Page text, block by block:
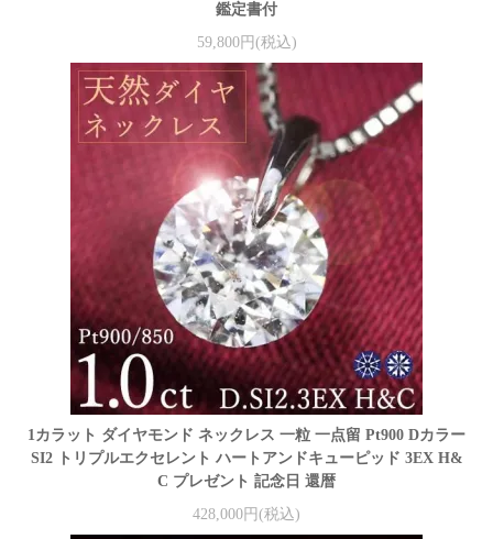
鑑定書付
59,800円(税込)
1カラット ダイヤモンド ネックレス 一粒 一点留 Pt900 Dカラー
SI2 トリプルエクセレント ハートアンドキューピッド 3EX H&
C プレゼント 記念日 還暦
428,000円(税込)